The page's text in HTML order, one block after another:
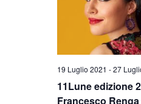
19 Luglio 2021 -27
11Lune edizione
Francesco